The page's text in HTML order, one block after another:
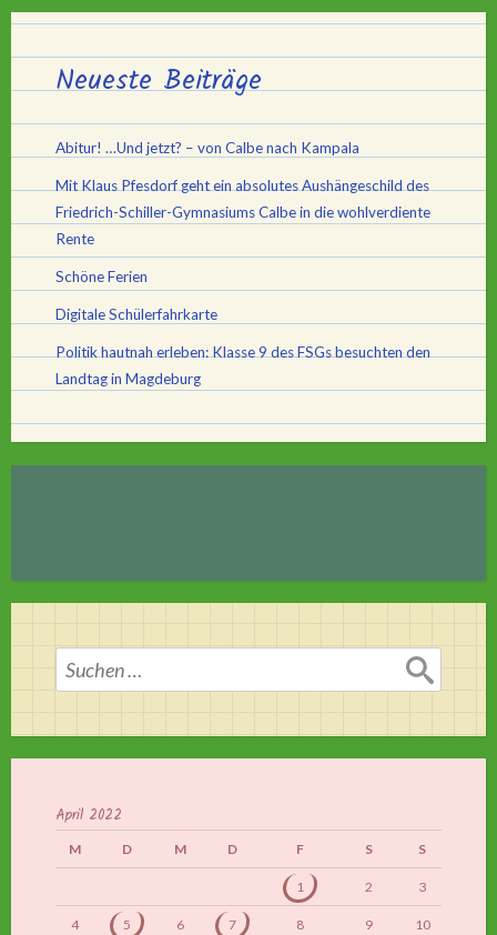
Neueste Beiträge
Abitur! …Und jetzt? – von Calbe nach Kampala
Mit Klaus Pfesdorf geht ein absolutes Aushängeschild des
Friedrich-Schiller-Gymnasiums Calbe in die wohlverdiente
Rente
Schöne Ferien
Digitale Schülerfahrkarte
Politik hautnah erleben: Klasse 9 des FSGs besuchten den
Landtag in Magdeburg
Suchen
nach:
April 2022
M D M D F S S
1 2 3
4 5 6 7 8 9 10